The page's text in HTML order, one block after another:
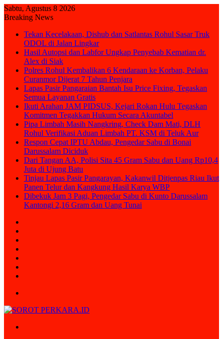
Sabtu, Agustus 8 2026
Breaking News
Tekan Kecelakaan, Dishub dan Satlantas Rohul Sasar Truk
ODOL di Jalan Lingkar
Hasil Autopsi dan Labfor Ungkap Penyebab Kematian dr.
Alex di Siak
Polres Rohul Kembalikan 6 Kendaraan ke Korban, Pelaku
Curanmor Dijerat 7 Tahun Penjara
Lapas Pasir Pangaraian Bantah Isu Price Fixing, Tegaskan
Semua Layanan Gratis
Ikuti Arahan JAM PIDSUS, Kejari Rokan Hulu Tegaskan
Komitmen Tegakkan Hukum Secara Akuntabel
Pipa Limbah Masih Nangkring, Check Dam Mati, DLH
Rohul Verifikasi Aduan Limbah PT. KSM di Teluk Aur
Respon Cepat IPTU Abdau, Pengedar Sabu di Bonai
Darussalam Diciduk
Dari Tangan AA, Polisi Sita 45 Gram Sabu dan Uang Rp10,4
Juta di Ujung Batu
Tinjau Lapas Pasir Pangarayan, Kakanwil Ditjenpas Riau Ikut
Panen Telur dan Kangkung Hasil Karya WBP
Dibekuk Jam 3 Pagi, Pengedar Sabu di Kunto Darussalam
Kantongi 2,16 Gram dan Uang Tunai